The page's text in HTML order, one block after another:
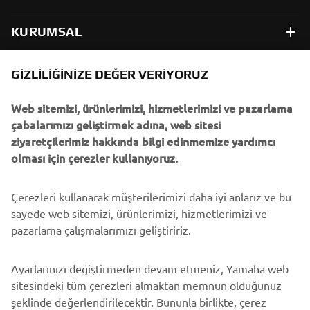
KURUMSAL
B2B
DAHA FAZLA YAMAHA
DESTEK
BÜLTEN
En son fırsatları, özel etkinlikleri, yeni çıkan ürünleri ve daha
fazlasını ilk öğrenen siz olun
GIZLILIĞINIZE DEĞER VERIYORUZ
Web sitemizi, ürünlerimizi, hizmetlerimizi ve pazarlama
çabalarımızı geliştirmek adına, web sitesi
ziyaretçilerimiz hakkında bilgi edinmemize yardımcı
olması için çerezler kullanıyoruz.
Çerezleri kullanarak müşterilerimizi daha iyi anlarız ve bu
sayede web sitemizi, ürünlerimizi, hizmetlerimizi ve
pazarlama çalışmalarımızı geliştiririz.
Ayarlarınızı değiştirmeden devam etmeniz, Yamaha web
sitesindeki tüm çerezleri almaktan memnun olduğunuz
şeklinde değerlendirilecektir. Bununla birlikte, çerez